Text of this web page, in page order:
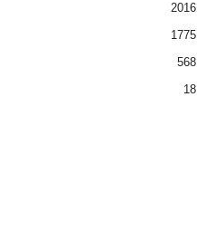
2016
1775
568
18